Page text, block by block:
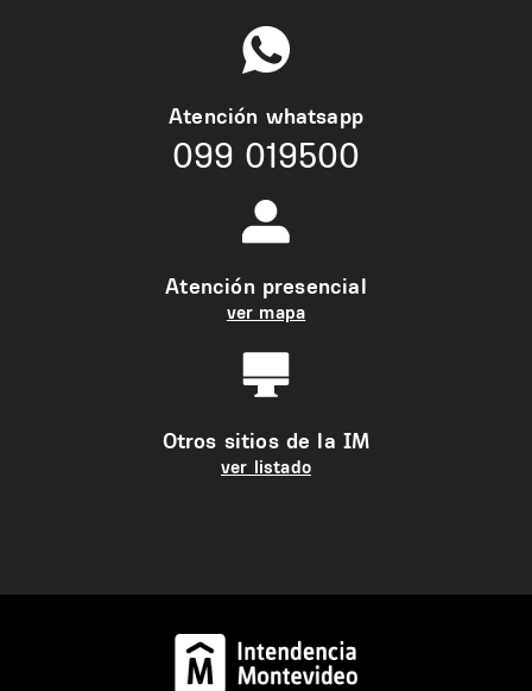
Atención whatsapp
099 019500
Atención presencial
ver mapa
Otros sitios de la IM
ver listado